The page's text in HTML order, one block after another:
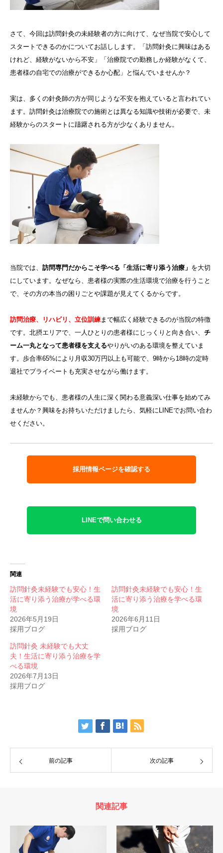
さて、今回は訪問針灸の未経験者の方に向けて、なぜ当院で安心して
スタートできるのかについてお話しします。「訪問針灸に興味はある
けれど、経験がないから不安」「治療院での勤務しか経験がなくて、
患者様の自宅での治療ができるか心配」と悩んでいませんか？
実は、多くの針灸師の方が同じような不安を抱えていると言われてい
ます。訪問針灸は治療院での施術とは異なる知識や技術が必要で、未
経験からのスタートに躊躇される方が少なくありません。
当院では、 訪問専門だからこそ学べる「生活に寄り添う治療」 を大切
にしています。なぜなら、患者様の実際の生活環境で治療を行うこと
で、その方の本当の困りごとや課題が見えてくるからです。
訪問治療、リハビリ、立位訓練 まで幅広く経験できるのが当院の特徴
です。北摂エリアで、一人ひとりの患者様にじっくりと向き合い、 チ
ーム一丸となって患者様を支えるやりがいのある環境を整えていま
す。歩合率65%により月収30万円以上も可能で、9時から18時の定時
退社でプライベートも充実させながら働けます。
未経験からでも、患者様の人生に深く関わる意義深い仕事を始めてみ
ませんか？興味をお持ちいただけましたら、気軽にLINEでお問い合わ
せください。
採用情報ページを確認する
LINEで問い合わせる
関連
訪問針灸未経験でも安心！生
活に寄り添う治療が学べる環
境
2026年5月19日
採用ブログ
訪問針灸未経験でも安心！生
活に寄り添う治療を学べる環
境
2026年6月11日
採用ブログ
訪問針灸 未経験でも大丈
夫！生活に寄り添う治療を学
べる環境
2026年7月13日
採用ブログ
前の記事 次の記事
関連記事